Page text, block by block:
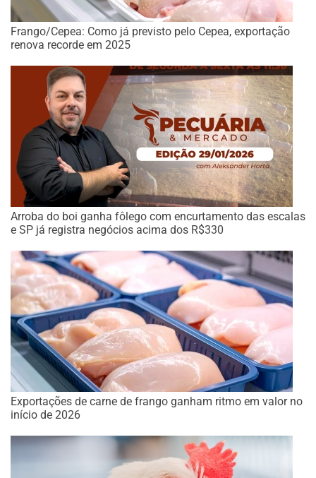
Frango/Cepea: Como já previsto pelo Cepea, exportação
renova recorde em 2025
Arroba do boi ganha fôlego com encurtamento das escalas
e SP já registra negócios acima dos R$330
Exportações de carne de frango ganham ritmo em valor no
início de 2026